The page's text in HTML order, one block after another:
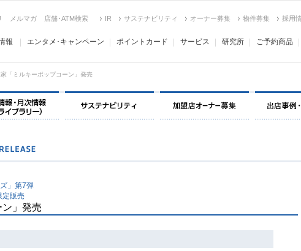
メルマガ 店舗･ATM検索 IR サステナビリティ オーナー募集 物件募集 採用
報 エンタメ･キャンペーン ポイントカード サービス 研究所 ご予約商品
「ミルキーポップコーン」発売
」第7弾
定販売
」発売